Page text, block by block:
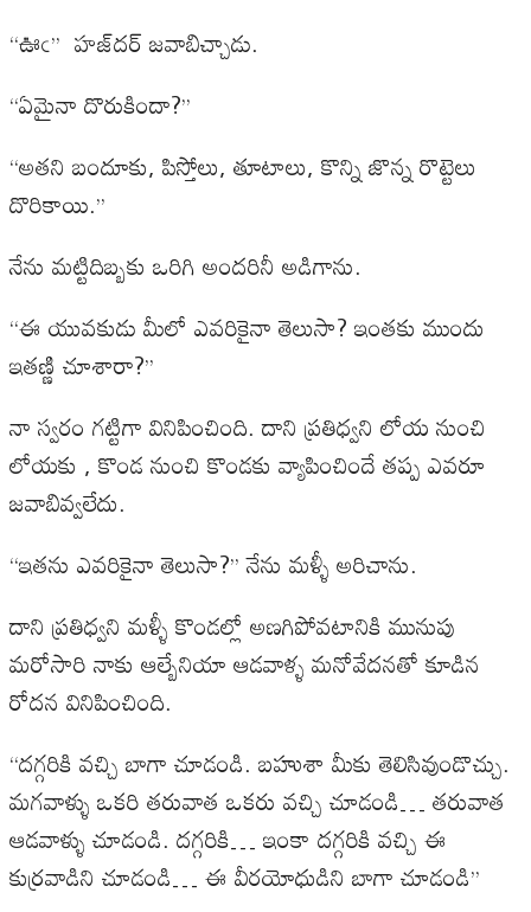
‘‘ఊఁ’’ హజ్‌దర్‌ జవాబిచ్చాడు.
‘‘ఏమైనా దొరుకిందా?’’
‘‘అతని బందూకు, పిస్తోలు, తూటాలు, కొన్ని జొన్న రొట్టెలు
దొరికాయి.’’
నేను మట్టిదిబ్బకు ఒరిగి అందరినీ అడిగాను.
‘‘ఈ యువకుడు మీలో ఎవరికైనా తెలుసా? ఇంతకు ముందు
ఇతణ్ణి చూశారా?’’
నా స్వరం గట్టిగా వినిపించింది. దాని ప్రతిధ్వని లోయ నుంచి
లోయకు , కొండ నుంచి కొండకు వ్యాపించిందే తప్ప ఎవరూ
జవాబివ్వలేదు.
‘‘ఇతను ఎవరికైనా తెలుసా?’’ నేను మళ్ళీ అరిచాను.
దాని ప్రతిధ్వని మళ్ళీ కొండల్లో అణగిపోవటానికి మునుపు
మరోసారి నాకు ఆల్బేనియా ఆడవాళ్ళ మనోవేదనతో కూడిన
రోదన వినిపించింది.
‘‘దగ్గరికి వచ్చి బాగా చూడండి. బహుశా మీకు తెలిసివుండొచ్చు.
మగవాళ్ళు ఒకరి తరువాత ఒకరు వచ్చి చూడండి… తరువాత
ఆడవాళ్ళు చూడండి. దగ్గరికి… ఇంకా దగ్గరికి వచ్చి ఈ
కుర్రవాడిని చూడండి… ఈ వీరయోధుడిని బాగా చూడండి’’